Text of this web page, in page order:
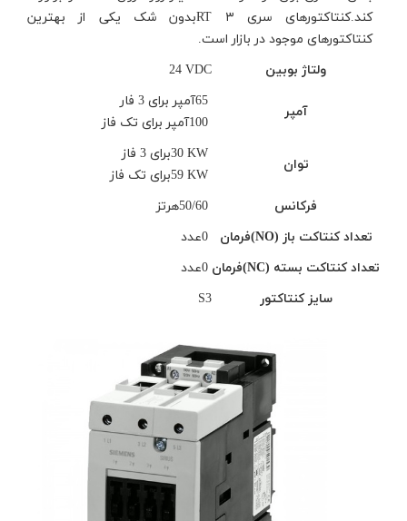
کند.کنتاکتورهای سری ۳
RTبدون شک یکی از بهترین
کنتاکتورهای موجود در بازار است.
ولتاژ بوبین
24 VDC
آمپر
65آمپر برای 3 فار
100آمپر برای تک فاز
توان
30 KWبرای 3 فاز
59 KWبرای تک فاز
فرکانس
50/60هرتز
تعداد کنتاکت باز (NO)فرمان 0عدد
تعداد کنتاکت بسته (NC)فرمان 0عدد
سایز کنتاکتور
S3